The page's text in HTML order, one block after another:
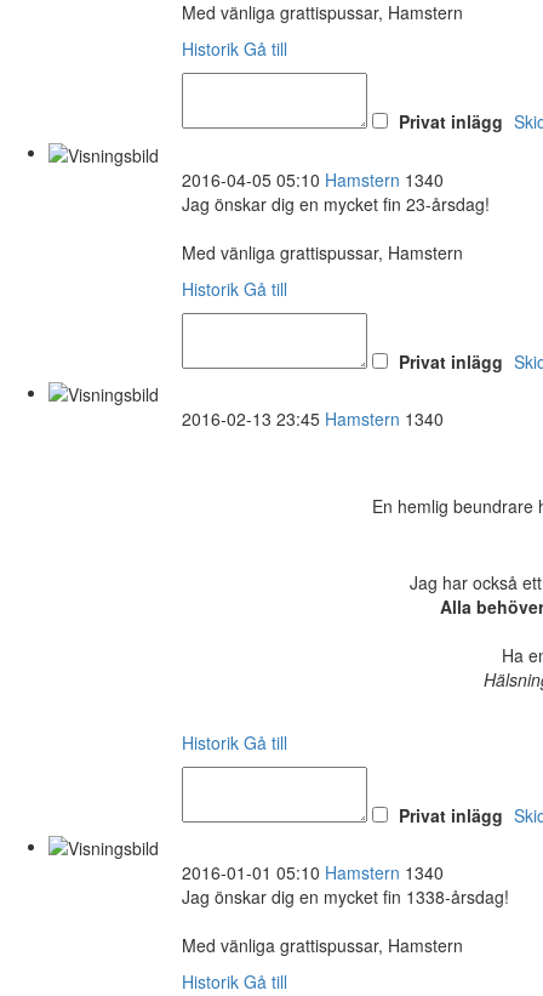
Med vänliga grattispussar, Hamstern
Historik Gå till
Privat inlägg
2016-04-05 05:10 Hamstern 1340
Jag önskar dig en mycket fin 23-årsdag!
Med vänliga grattispussar, Hamstern
Historik Gå till
Privat inlägg
2016-02-13 23:45 Hamstern 1340
En hemlig beundrare
Jag har också
Alla
Ha
Historik Gå till
Privat inlägg
2016-01-01 05:10 Hamstern 1340
Jag önskar dig en mycket fin 1338-årsdag!
Med vänliga grattispussar, Hamstern
Historik Gå till